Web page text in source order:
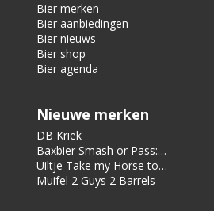
Bier merken
Bier aanbiedingen
Bier nieuws
Bier shop
Bier agenda
Nieuwe merken
DB Kriek
Baxbier Smash or Pass:
Strata
Uiltje Take my Horse to
the Hotel Room
Muifel 2 Guys 2 Barrels